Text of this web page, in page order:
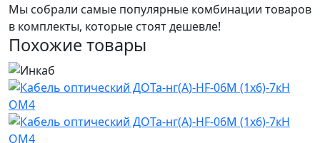
Мы собрали самые популярные комбинации товаров
в комплекты, которые стоят дешевле!
Похожие товары